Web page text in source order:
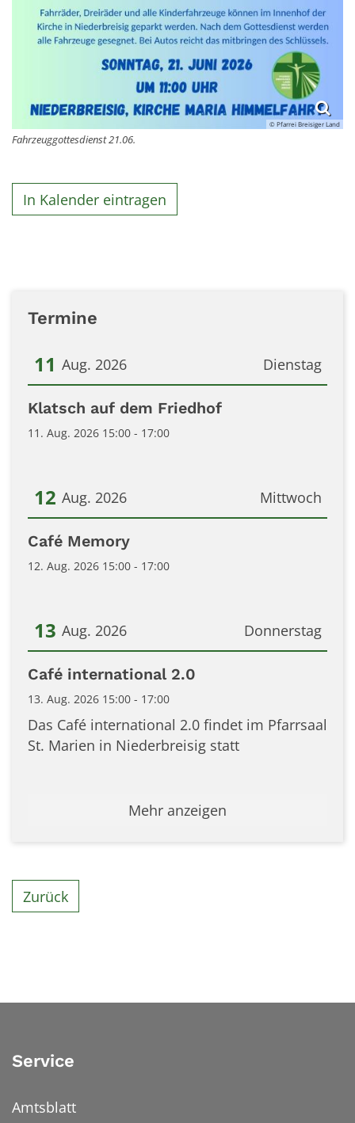
© Pfarrei Breisiger Land
Fahrzeuggottesdienst 21.06.
In Kalender eintragen
Termine
Dienstag
11 Aug. 2026
Datum: 11. August 2026
Klatsch auf dem Friedhof
11. Aug. 2026 15:00 - 17:00
Mittwoch
12 Aug. 2026
Datum: 12. August 2026
Café Memory
12. Aug. 2026 15:00 - 17:00
Donnerstag
13 Aug. 2026
Datum: 13. August 2026
Café international 2.0
13. Aug. 2026 15:00 - 17:00
Das Café international 2.0 findet im Pfarrsaal
St. Marien in Niederbreisig statt
Mehr anzeigen
Zurück
Service
Amtsblatt